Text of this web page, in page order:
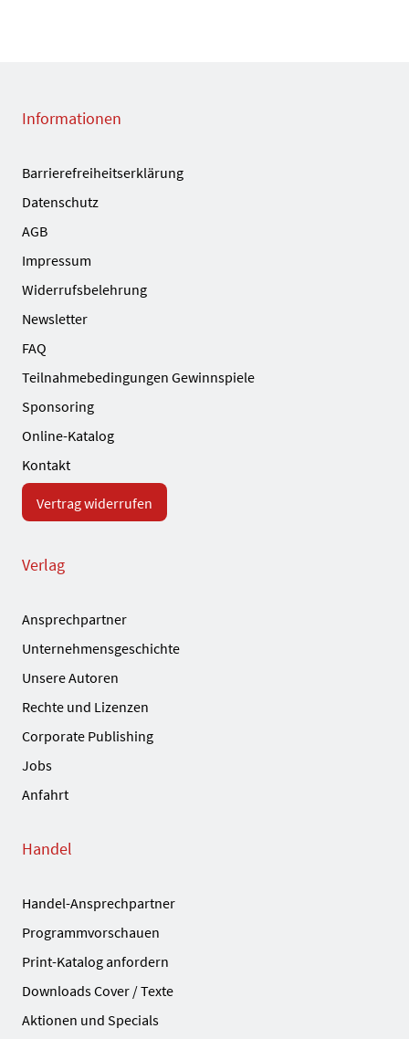
Informationen
Barrierefreiheitserklärung
Datenschutz
AGB
Impressum
Widerrufsbelehrung
Newsletter
FAQ
Teilnahmebedingungen Gewinnspiele
Sponsoring
Online-Katalog
Kontakt
Vertrag widerrufen
Verlag
Ansprechpartner
Unternehmensgeschichte
Unsere Autoren
Rechte und Lizenzen
Corporate Publishing
Jobs
Anfahrt
Handel
Handel-Ansprechpartner
Programmvorschauen
Print-Katalog anfordern
Downloads Cover / Texte
Aktionen und Specials